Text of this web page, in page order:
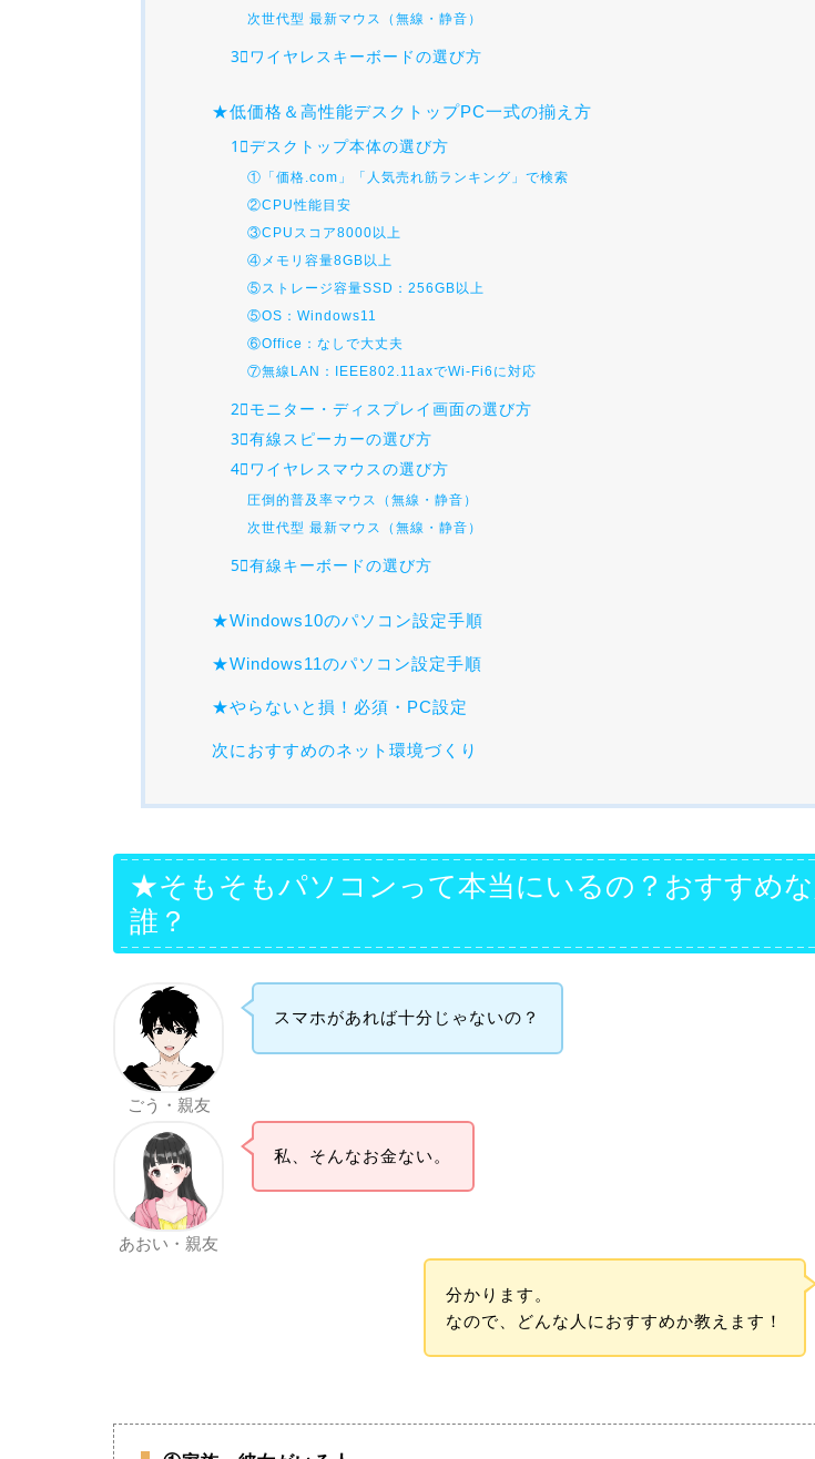
次世代型 最新マウス（無線・静音）
3⃣ワイヤレスキーボードの選び方
★低価格＆高性能デスクトップPC一式の揃え方
1⃣デスクトップ本体の選び方
①「価格.com」「人気売れ筋ランキング」で検索
②CPU性能目安
③CPUスコア8000以上
④メモリ容量8GB以上
⑤ストレージ容量SSD：256GB以上
⑤OS：Windows11
⑥Office：なしで大丈夫
⑦無線LAN：IEEE802.11axでWi-Fi6に対応
2⃣モニター・ディスプレイ画面の選び方
3⃣有線スピーカーの選び方
4⃣ワイヤレスマウスの選び方
圧倒的普及率マウス（無線・静音）
次世代型 最新マウス（無線・静音）
5⃣有線キーボードの選び方
★Windows10のパソコン設定手順
★Windows11のパソコン設定手順
★やらないと損！必須・PC設定
次におすすめのネット環境づくり
★そもそもパソコンって本当にいるの？おすすめ
誰？
ごう・親友
スマホがあれば十分じゃないの？
あおい・親友
私、そんなお金ない。
分かります。
なので、どんな人におすすめか教えます！